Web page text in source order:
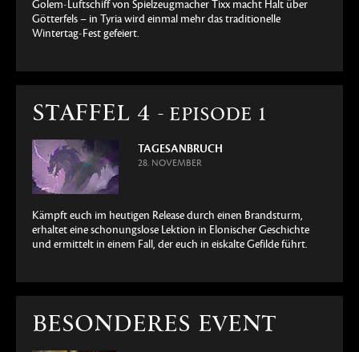
Golem-Luftschiff von Spielzeugmacher Tixx macht Halt über
Götterfels – in Tyria wird einmal mehr das traditionelle
Wintertag-Fest gefeiert.
STAFFEL 4 - EPISODE 1
TAGESANBRUCH
28. NOVEMBER
Kämpft euch im heutigen Release durch einen Brandsturm,
erhaltet eine schonungslose Lektion in Elonischer Geschichte
und ermittelt in einem Fall, der euch in eiskalte Gefilde führt.
BESONDERES EVENT